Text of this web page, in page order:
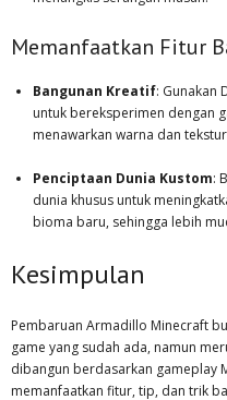
Memanfaatkan Fitur
Bangunan Kreatif: Gunakan
untuk bereksperimen dengan
menawarkan warna dan
Penciptaan Dunia Kustom:
dunia khusus untuk
bioma baru, sehingga lebih
Kesimpulan
Pembaruan Armadillo Minecraft
game yang sudah ada, namun
dibangun berdasarkan gameplay
memanfaatkan fitur, tip, dan trik